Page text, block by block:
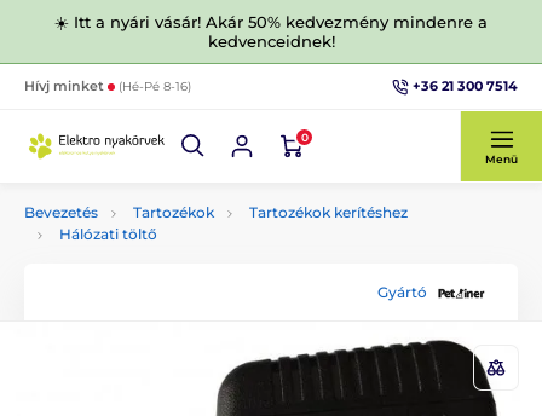
☀️ Itt a nyári vásár! Akár 50% kedvezmény mindenre a
kedvenceidnek!
Hívj minket (Hé-Pé 8-16) +36 21 300 7514
0
Menü
Bevezetés Tartozékok
Tartozékok kerítéshez
Hálózati töltő
Gyártó